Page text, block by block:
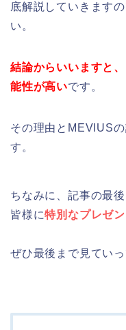
底解説していきます
い。
結論からいいますと
能性が高いです。
その理由とMEVIUS
す。
ちなみに、記事の最
皆様に特別なプレゼン
ぜひ最後まで見ていっ